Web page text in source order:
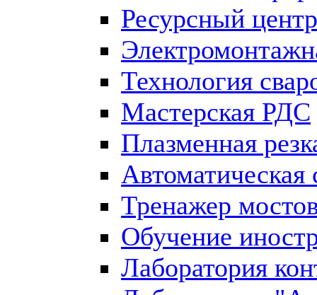
Ресурсный
Технология
Мастерская РДС
Плазменная
Автоматическая
Тренажер
Обучение
Лаборатория